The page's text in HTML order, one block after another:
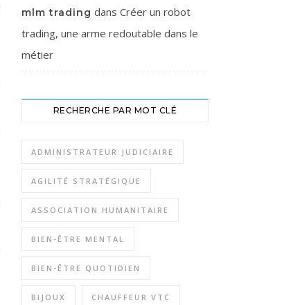
mlm trading dans Créer un robot
trading, une arme redoutable dans le
métier
RECHERCHE PAR MOT CLÉ
ADMINISTRATEUR JUDICIAIRE
AGILITÉ STRATÉGIQUE
ASSOCIATION HUMANITAIRE
BIEN-ÊTRE MENTAL
BIEN-ÊTRE QUOTIDIEN
BIJOUX CHAUFFEUR VTC